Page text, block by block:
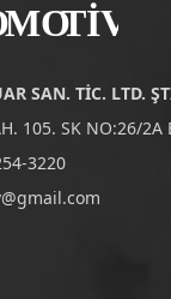
SAN. TİC. LTD.
105. SK NO:26/2A
3220